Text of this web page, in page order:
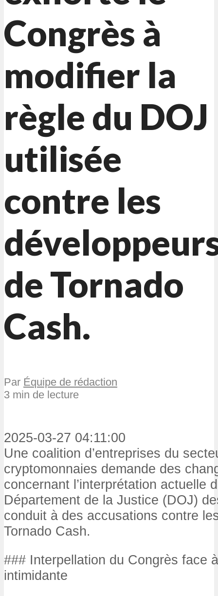
Congrès à
modifier la
règle du DOJ
utilisée
contre les
de Tornado
Cash.
Par Équipe de rédaction
3 min de lecture
2025-03-27 04:11:00
Une coalition d’entreprises du
cryptomonnaies demande des
concernant l’interprétation actuelle
Département de la Justice (DOJ)
conduit à des accusations contre
Tornado Cash.
### Interpellation du Congrès face
intimidante